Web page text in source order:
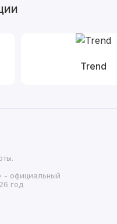
Trend
- официальный
год